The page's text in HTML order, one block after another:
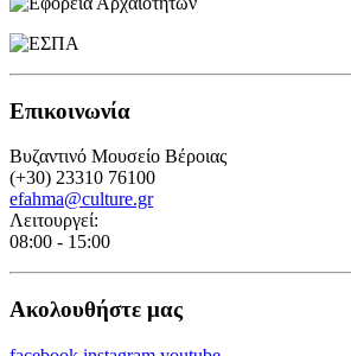
Επικοινωνία
Βυζαντινό Μουσείο Βέροιας
(+30) 23310 76100
efahma@culture.gr
Λειτουργεί:
08:00 - 15:00
Ακολουθήστε μας